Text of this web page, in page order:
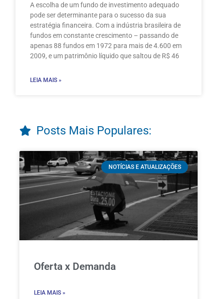
A escolha de um fundo de investimento adequado
pode ser determinante para o sucesso da sua
estratégia financeira. Com a indústria brasileira de
fundos em constante crescimento – passando de
apenas 88 fundos em 1972 para mais de 4.600 em
2009, e um patrimônio líquido que saltou de R$ 46
LEIA MAIS »
Posts Mais Populares:
NOTÍCIAS E ATUALIZAÇÕES
Oferta x Demanda
LEIA MAIS »